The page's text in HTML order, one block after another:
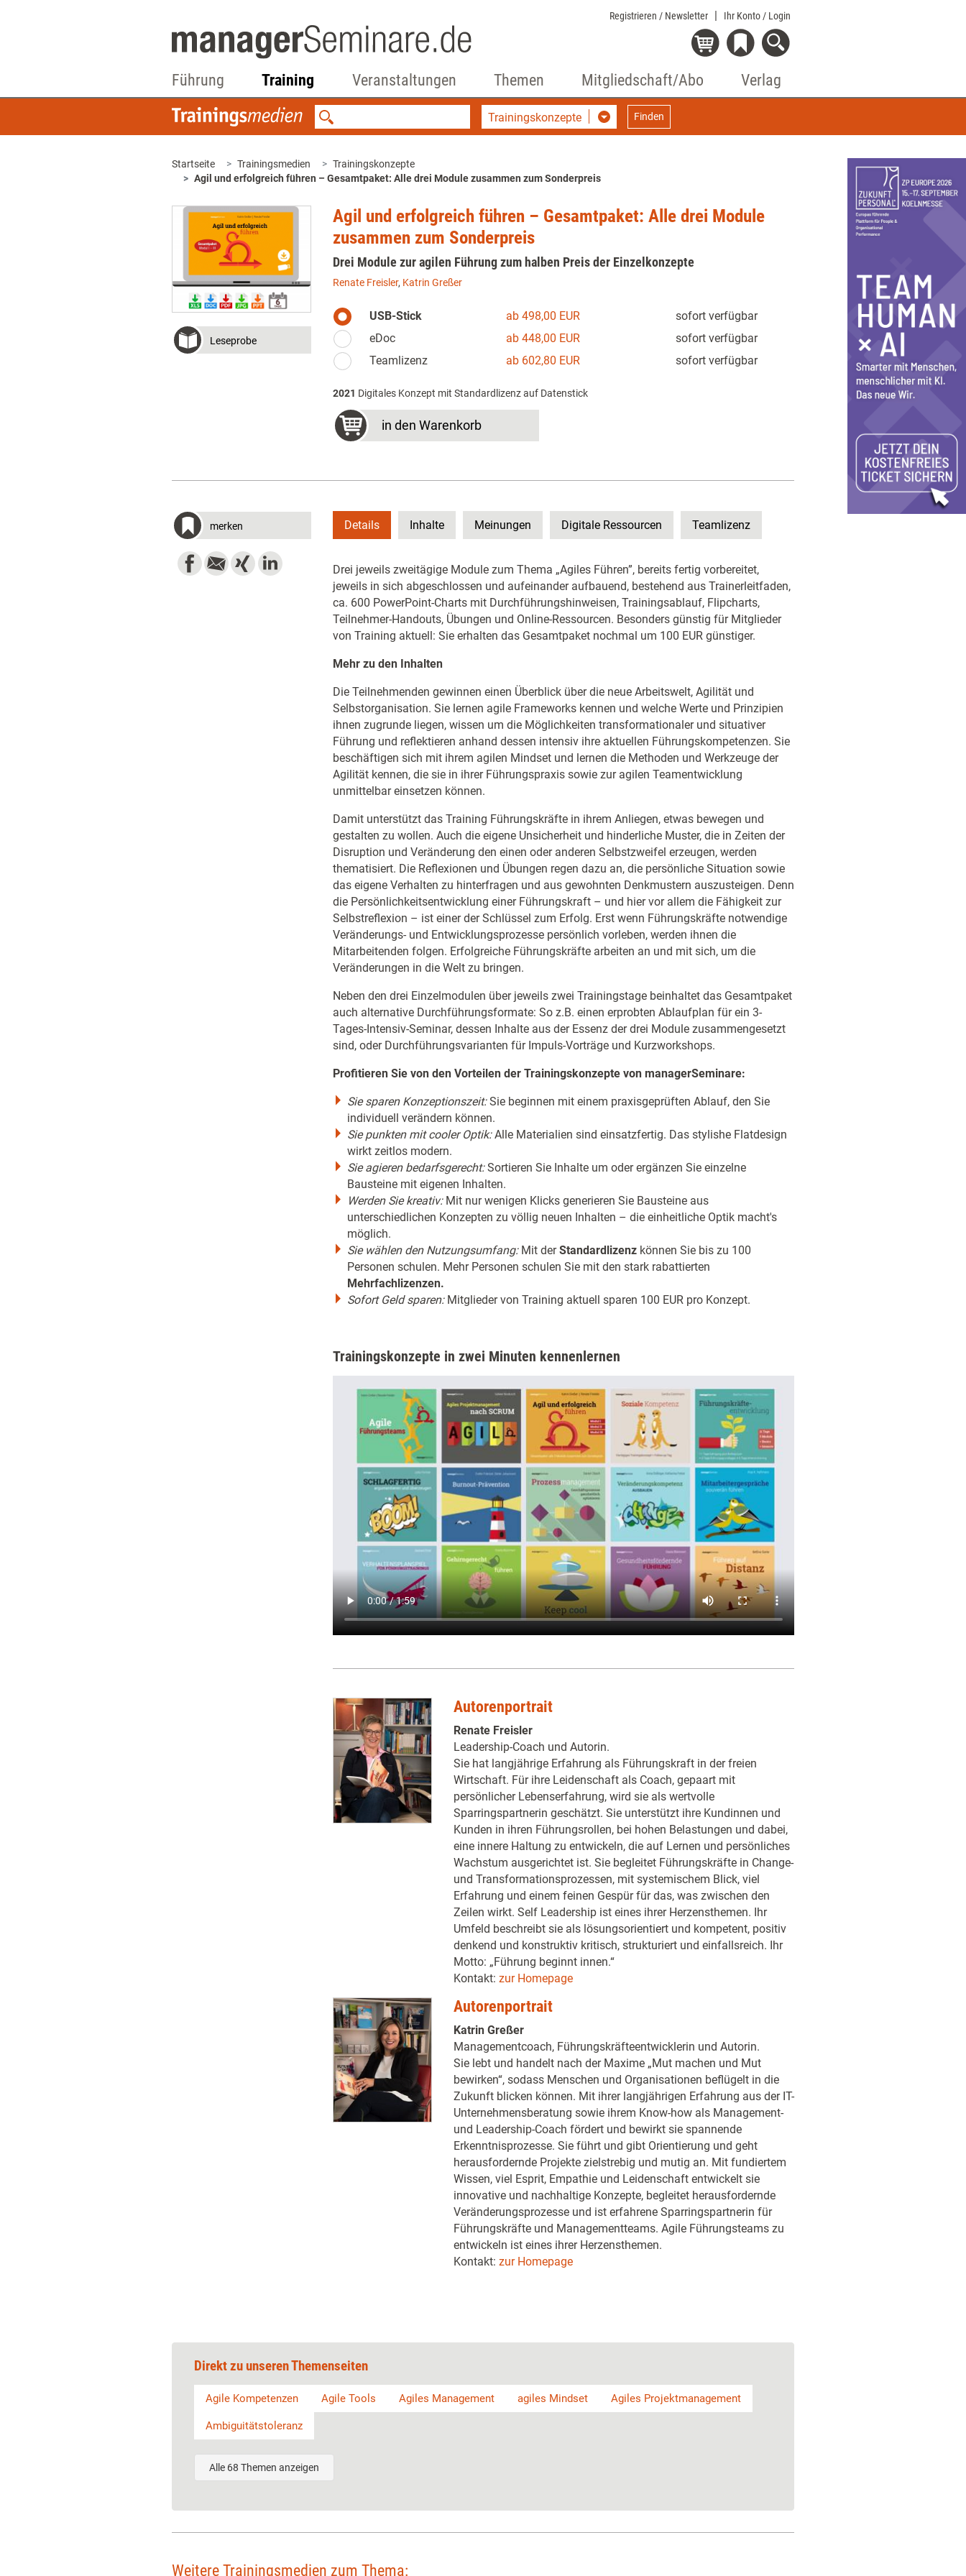
Registrieren / Newsletter Ihr Konto / Login
Führung Training Veranstaltungen Themen Mitgliedschaft/Abo Verlag
Trainingskonzepte Finden
Startseite Trainingsmedien
Trainingskonzepte
Agil und erfolgreich führen – Gesamtpaket: Alle drei Module zusammen zum Sonderpreis
Leseprobe
Agil und erfolgreich führen – Gesamtpaket: Alle drei Module
zusammen zum Sonderpreis
Drei Module zur agilen Führung zum halben Preis der Einzelkonzepte
Renate Freisler, Katrin Greßer
USB-Stick ab 498,00 EUR
sofort verfügbar
eDoc
ab 448,00 EUR
sofort verfügbar
Teamlizenz
ab 602,80 EUR sofort verfügbar
2021 Digitales Konzept mit Standardlizenz auf Datenstick
in den Warenkorb
Details Inhalte Meinungen Digitale Ressourcen Teamlizenz
Drei jeweils zweitägige Module zum Thema „Agiles Führen”, bereits fertig vorbereitet,
jeweils in sich abgeschlossen und aufeinander aufbauend, bestehend aus Trainerleitfaden,
ca. 600 PowerPoint-Charts mit Durchführungshinweisen, Trainingsablauf, Flipcharts,
Teilnehmer-Handouts, Übungen und Online-Ressourcen. Besonders günstig für Mitglieder
von Training aktuell: Sie erhalten das Gesamtpaket nochmal um 100 EUR günstiger.
Mehr zu den Inhalten
Die Teilnehmenden gewinnen einen Überblick über die neue Arbeitswelt, Agilität und
Selbstorganisation. Sie lernen agile Frameworks kennen und welche Werte und Prinzipien
ihnen zugrunde liegen, wissen um die Möglichkeiten transformationaler und situativer
Führung und reflektieren anhand dessen intensiv ihre aktuellen Führungskompetenzen. Sie
beschäftigen sich mit ihrem agilen Mindset und lernen die Methoden und Werkzeuge der
Agilität kennen, die sie in ihrer Führungspraxis sowie zur agilen Teamentwicklung
unmittelbar einsetzen können.
Damit unterstützt das Training Führungskräfte in ihrem Anliegen, etwas bewegen und
gestalten zu wollen. Auch die eigene Unsicherheit und hinderliche Muster, die in Zeiten der
Disruption und Veränderung den einen oder anderen Selbstzweifel erzeugen, werden
thematisiert. Die Reflexionen und Übungen regen dazu an, die persönliche Situation sowie
das eigene Verhalten zu hinterfragen und aus gewohnten Denkmustern auszusteigen. Denn
die Persönlichkeitsentwicklung einer Führungskraft – und hier vor allem die Fähigkeit zur
Selbstreflexion – ist einer der Schlüssel zum Erfolg. Erst wenn Führungskräfte notwendige
Veränderungs- und Entwicklungsprozesse persönlich vorleben, werden ihnen die
Mitarbeitenden folgen. Erfolgreiche Führungskräfte arbeiten an und mit sich, um die
Veränderungen in die Welt zu bringen.
Neben den drei Einzelmodulen über jeweils zwei Trainingstage beinhaltet das Gesamtpaket
auch alternative Durchführungsformate: So z.B. einen erprobten Ablaufplan für ein 3-
Tages-Intensiv-Seminar, dessen Inhalte aus der Essenz der drei Module zusammengesetzt
sind, oder Durchführungsvarianten für Impuls-Vorträge und Kurzworkshops.
Profitieren Sie von den Vorteilen der Trainingskonzepte von managerSeminare:
Sie sparen Konzeptionszeit:Sie beginnen mit einem praxisgeprüften Ablauf, den Sie
individuell verändern können.
Sie punkten mit cooler Optik:Alle Materialien sind einsatzfertig. Das stylishe Flatdesign
wirkt zeitlos modern.
Sie agieren bedarfsgerecht:Sortieren Sie Inhalte um oder ergänzen Sie einzelne
Bausteine mit eigenen Inhalten.
Werden Sie kreativ: Mit nur wenigen Klicks generieren Sie Bausteine aus
unterschiedlichen Konzepten zu völlig neuen Inhalten – die einheitliche Optik macht's
möglich.
Sie wählen den Nutzungsumfang:Mit derStandardlizenz können Sie bis zu 100
Personen schulen. Mehr Personen schulen Sie mit den stark rabattierten
Mehrfachlizenzen.
Sofort Geld sparen:Mitglieder von Training aktuell sparen 100 EUR pro Konzept.
Trainingskonzepte in zwei Minuten kennenlernen
Autorenportrait
Renate Freisler
Leadership-Coach und Autorin.
Sie hat langjährige Erfahrung als Führungskraft in der freien
Wirtschaft. Für ihre Leidenschaft als Coach, gepaart mit
persönlicher Lebenserfahrung, wird sie als wertvolle
Sparringspartnerin geschätzt. Sie unterstützt ihre Kundinnen und
Kunden in ihren Führungsrollen, bei hohen Belastungen und dabei,
eine innere Haltung zu entwickeln, die auf Lernen und persönliches
Wachstum ausgerichtet ist. Sie begleitet Führungskräfte in Change-
und Transformationsprozessen, mit systemischem Blick, viel
Erfahrung und einem feinen Gespür für das, was zwischen den
Zeilen wirkt. Self Leadership ist eines ihrer Herzensthemen. Ihr
Umfeld beschreibt sie als lösungsorientiert und kompetent, positiv
denkend und konstruktiv kritisch, strukturiert und einfallsreich. Ihr
Motto: „Führung beginnt innen.“
Kontakt: zur Homepage
Autorenportrait
Katrin Greßer
Managementcoach, Führungskräfteentwicklerin und Autorin.
Sie lebt und handelt nach der Maxime „Mut machen und Mut
bewirken“, sodass Menschen und Organisationen beflügelt in die
Zukunft blicken können. Mit ihrer langjährigen Erfahrung aus der IT-
Unternehmensberatung sowie ihrem Know-how als Management-
und Leadership-Coach fördert und bewirkt sie spannende
Erkenntnisprozesse. Sie führt und gibt Orientierung und geht
herausfordernde Projekte zielstrebig und mutig an. Mit fundiertem
Wissen, viel Esprit, Empathie und Leidenschaft entwickelt sie
innovative und nachhaltige Konzepte, begleitet herausfordernde
Veränderungsprozesse und ist erfahrene Sparringspartnerin für
Führungskräfte und Managementteams. Agile Führungsteams zu
entwickeln ist eines ihrer Herzensthemen.
Kontakt: zur Homepage
merken
Direkt zu unseren Themenseiten
Agile Kompetenzen Agile Tools Agiles Management agiles Mindset Agiles Projektmanagement
Ambiguitätstoleranz
Alle 68 Themen anzeigen
Weitere Trainingsmedien zum Thema: